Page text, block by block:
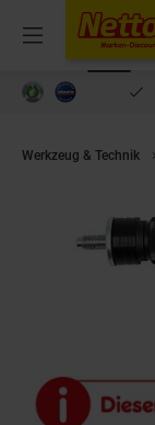
Menü
Werkzeug & Technik